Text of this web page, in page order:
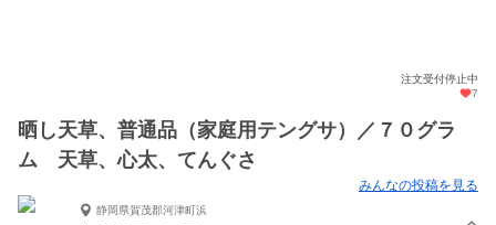
注文受付停止中
7
晒し天草、普通品（家庭用テングサ）／７０グラ
ム 天草、心太、てんぐさ
みんなの投稿を見る
静岡県賀茂郡河津町浜